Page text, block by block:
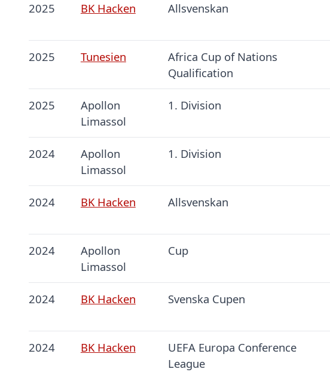
2025 BK Hacken Allsvenskan
2025 Tunesien
Africa Cup of Nations
Qualification
2025
Apollon
Limassol
1. Division
2024
Apollon
Limassol
1. Division
2024 BK Hacken Allsvenskan
2024
Apollon
Limassol
Cup
2024 BK Hacken Svenska Cupen
2024 BK Hacken
UEFA Europa Conference
League